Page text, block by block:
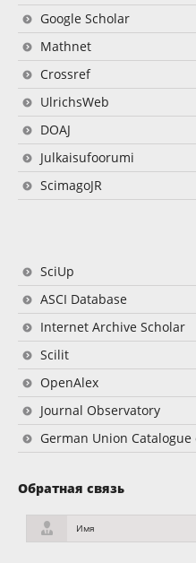
Google Scholar
Mathnet
Crossref
UlrichsWeb
DOAJ
Julkaisufoorumi
ScimagoJR
SciUp
ASCI Database
Internet Archive Scholar
Scilit
OpenAlex
Journal Observatory
German Union Catalogue
Обратная связь
Имя